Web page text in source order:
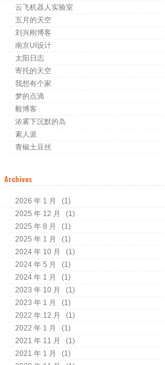
云飞机器人实验室
五月的天空
刘兴刚博客
南京UI设计
太阳日志
寄托的天空
我想有个家
梦的点滴
毅博客
浓雾下沉默的岛
素人派
青椒土豆丝
Archives
2026 年 1 月
(1)
2025 年 12 月
(1)
2025 年 8 月
(1)
2025 年 1 月
(1)
2024 年 10 月
(1)
2024 年 5 月
(1)
2024 年 1 月
(1)
2023 年 10 月
(1)
2023 年 1 月
(1)
2022 年 12 月
(1)
2022 年 1 月
(1)
2021 年 11 月
(1)
2021 年 1 月
(1)